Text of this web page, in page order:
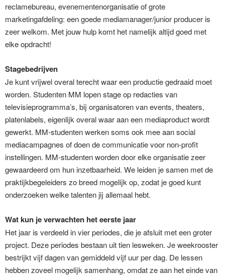
reclamebureau, evenementenorganisatie of grote
marketingafdeling: een goede mediamanager/junior producer is
zeer welkom. Met jouw hulp komt het namelijk altijd goed met
elke opdracht!
Stagebedrijven
Je kunt vrijwel overal terecht waar een productie gedraaid moet
worden. Studenten MM lopen stage op redacties van
televisieprogramma’s, bij organisatoren van events, theaters,
platenlabels, eigenlijk overal waar aan een mediaproduct wordt
gewerkt. MM-studenten werken soms ook mee aan social
mediacampagnes of doen de communicatie voor non-profit
instellingen. MM-studenten worden door elke organisatie zeer
gewaardeerd om hun inzetbaarheid. We leiden je samen met de
praktijkbegeleiders zo breed mogelijk op, zodat je goed kunt
onderzoeken welke talenten jij allemaal hebt.
Wat kun je verwachten het eerste jaar
Het jaar is verdeeld in vier periodes, die je afsluit met een groter
project. Deze periodes bestaan uit tien lesweken. Je weekrooster
bestrijkt vijf dagen van gemiddeld vijf uur per dag. De lessen
hebben zoveel mogelijk samenhang, omdat ze aan het einde van